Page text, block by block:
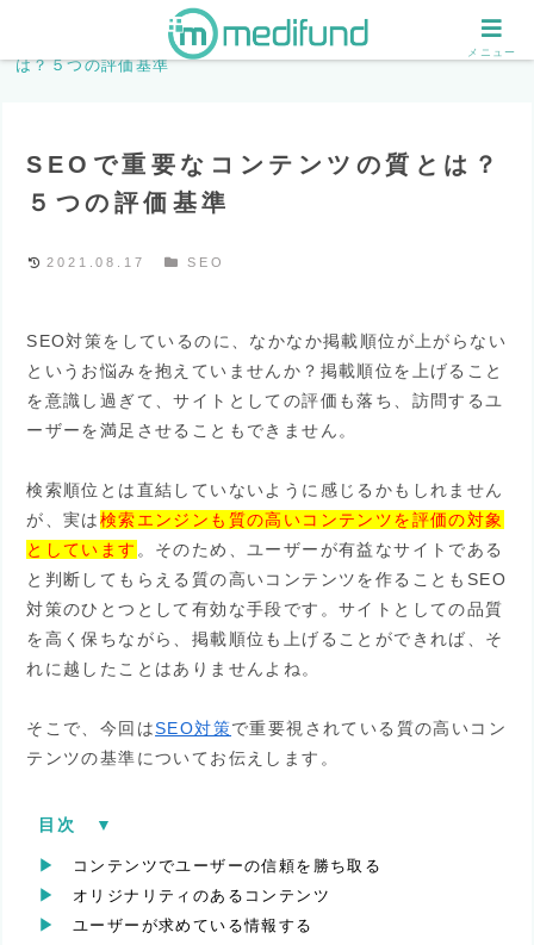
SEO
SEOで重要なコンテンツの質と
は？５つの評価基準
SEOで重要なコンテンツの質とは？
５つの評価基準
2021.08.17 SEO
SEO対策をしているのに、なかなか掲載順位が上がらない
というお悩みを抱えていませんか？掲載順位を上げること
を意識し過ぎて、サイトとしての評価も落ち、訪問するユ
ーザーを満足させることもできません。
検索順位とは直結していないように感じるかもしれません
が、実は検索エンジンも質の高いコンテンツを評価の対象
としています 。そのため、ユーザーが有益なサイトである
と判断してもらえる質の高いコンテンツを作ることもSEO
対策のひとつとして有効な手段です。サイトとしての品質
を高く保ちながら、掲載順位も上げることができれば、そ
れに越したことはありませんよね。
そこで、今回はSEO対策で重要視されている質の高いコン
テンツの基準についてお伝えします。
目次 ▼︎
コンテンツでユーザーの信頼を勝ち取る
オリジナリティのあるコンテンツ
ユーザーが求めている情報する
メニュー